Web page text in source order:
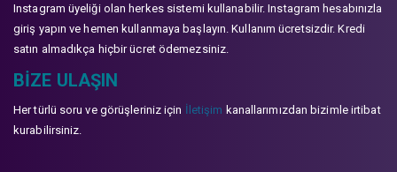
Instagram üyeliği olan herkes sistemi kullanabilir. Instagram hesabınızla
giriş yapın ve hemen kullanmaya başlayın. Kullanım ücretsizdir. Kredi
satın almadıkça hiçbir ücret ödemezsiniz.
BIZE ULAŞIN
Her türlü soru ve görüşleriniz için İletişim kanallarımızdan bizimle irtibat
kurabilirsiniz.